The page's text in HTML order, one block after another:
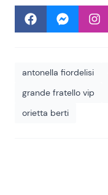
antonella fiordelisi
grande fratello vip
orietta berti